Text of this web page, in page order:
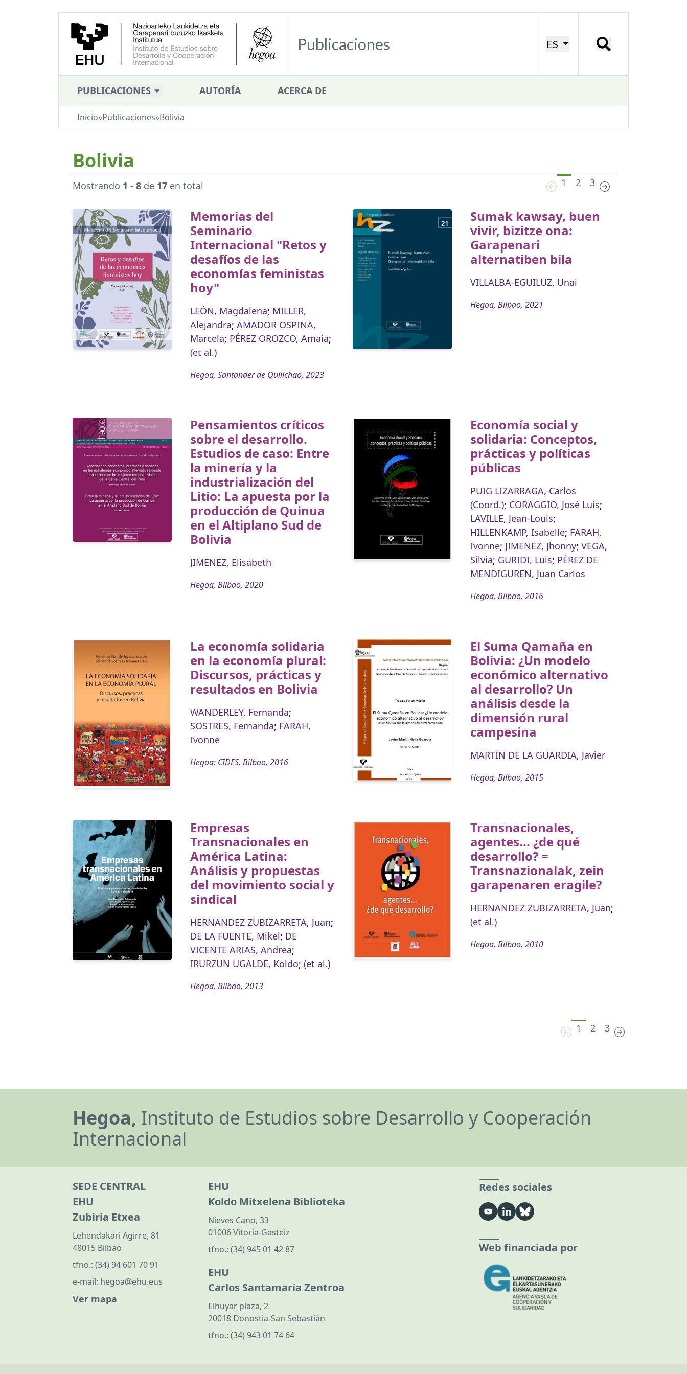
Publicaciones ES
PUBLICACIONES AUTORÍA ACERCA DE
Inicio»Publicaciones»Bolivia
Bolivia
Mostrando 1 - 8 de 17 en total 1 2 3
Memorias del
Seminario
Internacional "Retos y
desafíos de las
economías feministas
hoy"
LEÓN, Magdalena; MILLER,
Alejandra; AMADOR OSPINA,
Marcela; PÉREZ OROZCO, Amaia;
(et al.)
Hegoa, Santander de Quilichao, 2023
Sumak kawsay, buen
vivir, bizitze ona:
Garapenari
alternatiben bila
VILLALBA-EGUILUZ, Unai
Hegoa, Bilbao, 2021
Pensamientos críticos
sobre el desarrollo.
Estudios de caso: Entre
la minería y la
industrialización del
Litio: La apuesta por la
producción de Quinua
en el Altiplano Sud de
Bolivia
JIMENEZ, Elisabeth
Hegoa, Bilbao, 2020
Economía social y
solidaria: Conceptos,
prácticas y políticas
públicas
PUIG LIZARRAGA, Carlos
(Coord.); CORAGGIO, José Luis;
LAVILLE, Jean-Louis;
HILLENKAMP, Isabelle; FARAH,
Ivonne; JIMENEZ, Jhonny; VEGA,
Silvia; GURIDI, Luis; PÉREZ DE
MENDIGUREN, Juan Carlos
Hegoa, Bilbao, 2016
La economía solidaria
en la economía plural:
Discursos, prácticas y
resultados en Bolivia
WANDERLEY, Fernanda;
SOSTRES, Fernanda; FARAH,
Ivonne
Hegoa; CIDES, Bilbao, 2016
El Suma Qamaña en
Bolivia: ¿Un modelo
económico alternativo
al desarrollo? Un
análisis desde la
dimensión rural
campesina
MARTÍN DE LA GUARDIA, Javier
Hegoa, Bilbao, 2015
Empresas
Transnacionales en
América Latina:
Análisis y propuestas
del movimiento social y
sindical
HERNANDEZ ZUBIZARRETA, Juan;
DE LA FUENTE, Mikel; DE
VICENTE ARIAS, Andrea;
IRURZUN UGALDE, Koldo; (et al.)
Hegoa, Bilbao, 2013
Transnacionales,
agentes... ¿de qué
desarrollo? =
Transnazionalak, zein
garapenaren eragile?
HERNANDEZ ZUBIZARRETA, Juan;
(et al.)
Hegoa, Bilbao, 2010
1 2 3
Hegoa, Instituto de Estudios sobre Desarrollo y Cooperación
Internacional
SEDE CENTRAL
EHU
Zubiria Etxea
Lehendakari Agirre, 81
48015 Bilbao
tfno.: (34) 94 601 70 91
e-mail: hegoa@ehu.eus
Ver mapa
EHU
Koldo Mitxelena Biblioteka
Nieves Cano, 33
01006 Vitoria-Gasteiz
tfno.: (34) 945 01 42 87
EHU
Carlos Santamaría Zentroa
Elhuyar plaza, 2
20018 Donostia-San Sebastián
tfno.: (34) 943 01 74 64
Redes sociales
Web financiada por